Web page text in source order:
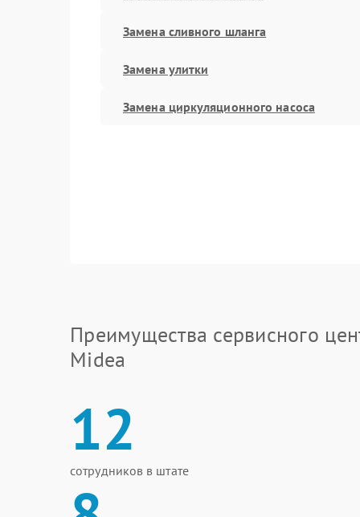
Замена сливного шланга
Замена улитки
Замена циркуляционного насоса
Преимущества сервисного
Midea
12
сотрудников в штате